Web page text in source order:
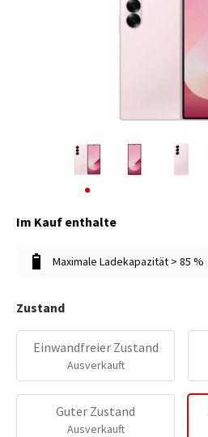
Im Kauf enthalte
Maximale Ladekapazität > 85 %
Zustand
Einwandfreier Zustand
Ausverkauft
Guter Zustand
Ausverkauft